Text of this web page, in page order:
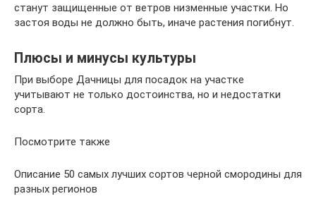
станут защищенные от ветров низменные участки. Но
застоя воды не должно быть, иначе растения погибнут.
Плюсы и минусы культуры
При выборе Дачницы для посадок на участке
учитывают не только достоинства, но и недостатки
сорта.
Посмотрите также
Описание 50 самых лучших сортов черной смородины для
разных регионов